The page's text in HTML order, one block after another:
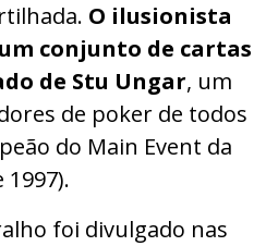
O ilusionista
conjunto de cartas
de Stu Ungar, um
de poker de todos
do Main Event da
1997).
foi divulgado nas